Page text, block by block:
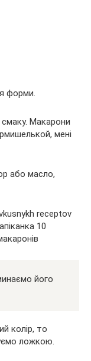
форми.
смаку. Макарони
мені
або масло,
його
колір, то
ложкою.